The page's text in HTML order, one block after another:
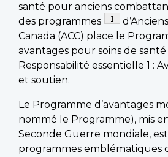
santé pour anciens
des programmes
Note de page
1
Canada (ACC) place le
avantages pour soins de santé
Responsabilité essentielle 1 :
et soutien.
Le Programme d’avantages
nommé le Programme), mis
Seconde Guerre mondiale, est
programmes emblématiques